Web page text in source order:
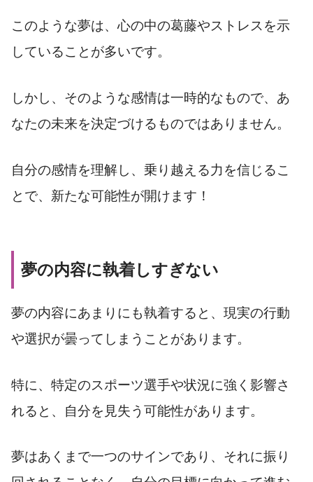
このような夢は、心の中の葛藤やストレスを示
していることが多いです。
しかし、そのような感情は一時的なもので、あ
なたの未来を決定づけるものではありません。
自分の感情を理解し、乗り越える力を信じるこ
とで、新たな可能性が開けます！
夢の内容に執着しすぎない
夢の内容にあまりにも執着すると、現実の行動
や選択が曇ってしまうことがあります。
特に、特定のスポーツ選手や状況に強く影響さ
れると、自分を見失う可能性があります。
夢はあくまで一つのサインであり、それに振り